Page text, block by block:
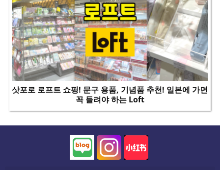
삿포로 로프트 쇼핑! 문구 용품, 기념품 추천! 일본에 가면
꼭 들려야 하는 Loft